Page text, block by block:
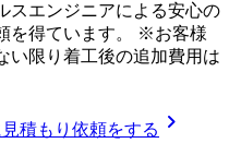
スエンジニアによる安心の
を得ています。 ※お客様
い限り着工後の追加費用は
積もり依頼をする chevron_right